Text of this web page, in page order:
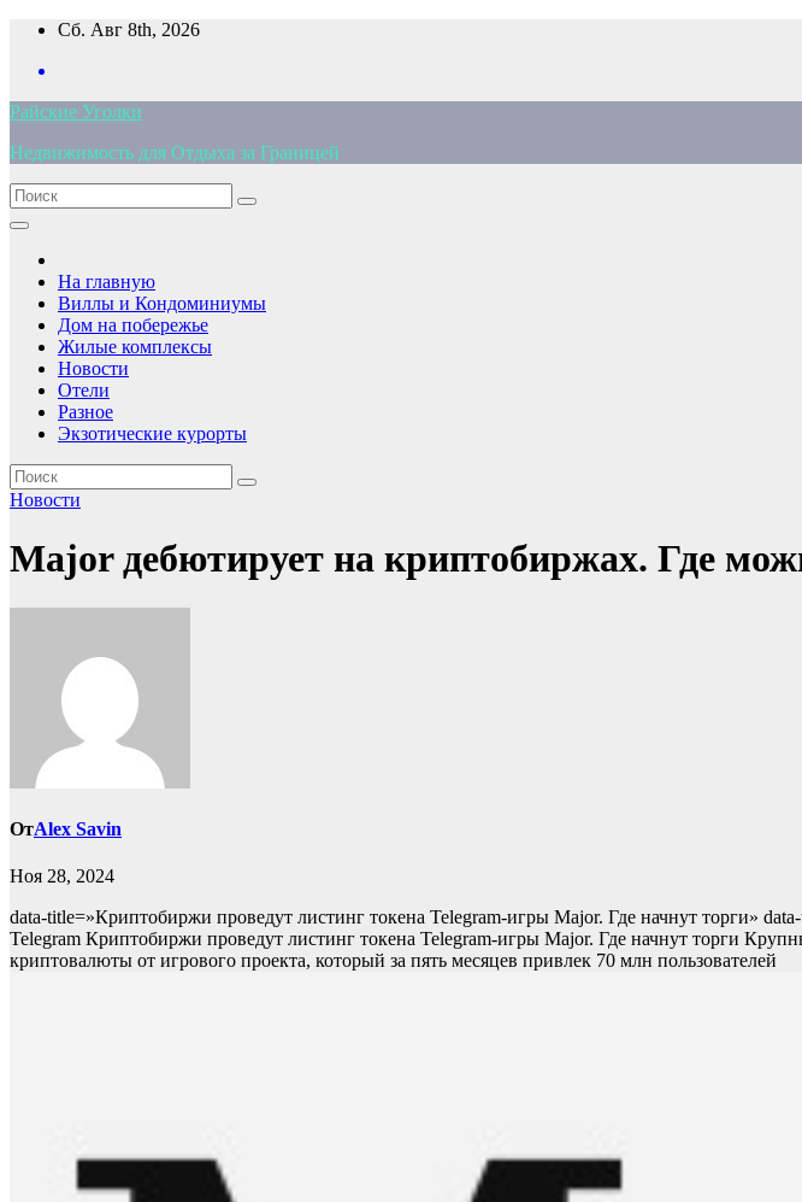
Перейти
содержимому
Сб. Авг 8th, 2026
Райские Уголки
Недвижимость для Отдыха за Границей
На главную
Виллы и Кондоминиумы
Дом на побережье
Жилые комплексы
Новости
Отели
Разное
Экзотические курорты
Новости
Major дебютирует на криптобиржах. Где
ОтAlex Savin
Ноя 28, 2024
data-title=»Криптобиржи проведут листинг токена Telegram-игры Major. Где начнут торги»
Telegram Криптобиржи проведут листинг токена Telegram-игры Major. Где начнут торги
криптовалюты от игрового проекта, который за пять месяцев привлек 70 млн пользователей